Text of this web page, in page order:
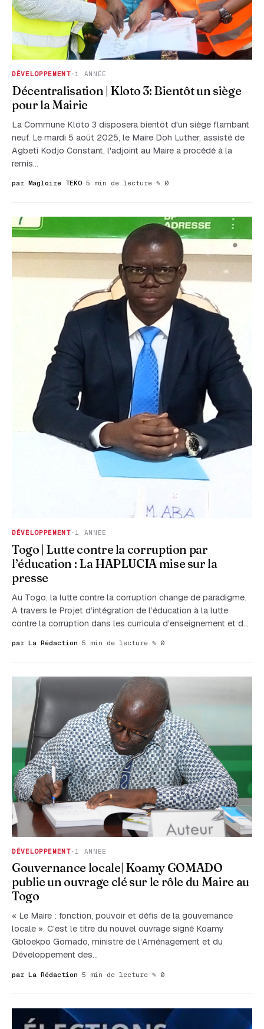
DÉVELOPPEMENT·1 ANNÉE
Décentralisation | Kloto 3: Bientôt un siège
pour la Mairie
La Commune Kloto 3 disposera bientôt d'un siège flambant
neuf. Le mardi 5 août 2025, le Maire Doh Luther, assisté de
Agbeti Kodjo Constant, l'adjoint au Maire a procédé à la
remis…
par Magloire TEKO · 5 min de lecture · ✎ 0
DÉVELOPPEMENT·1 ANNÉE
Togo | Lutte contre la corruption par
l’éducation : La HAPLUCIA mise sur la
presse
Au Togo, la lutte contre la corruption change de paradigme.
A travers le Projet d’intégration de l’éducation à la lutte
contre la corruption dans les curricula d’enseignement et d…
par La Rédaction · 5 min de lecture · ✎ 0
DÉVELOPPEMENT· 1 ANNÉE
Gouvernance locale| Koamy GOMADO
publie un ouvrage clé sur le rôle du Maire au
Togo
« Le Maire : fonction, pouvoir et défis de la gouvernance
locale ». C’est le titre du nouvel ouvrage signé Koamy
Gbloekpo Gomado, ministre de l’Aménagement et du
Développement des…
par La Rédaction · 5 min de lecture · ✎ 0